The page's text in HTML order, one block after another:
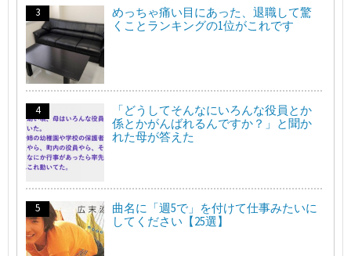
めっちゃ痛い目にあった、退職して驚
くことランキングの1位がこれです
「どうしてそんなにいろんな役員とか
係とかがんばれるんですか？」と聞か
れた母が答えた
曲名に「週5で」を付けて仕事みたいに
してください【25選】